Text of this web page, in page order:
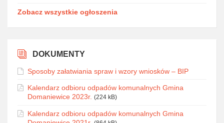
Zobacz wszystkie ogłoszenia
DOKUMENTY
Sposoby załatwiania spraw i wzory wniosków – BIP
Kalendarz odbioru odpadów komunalnych Gmina
Domaniewice 2023r. (224 kB)
Kalendarz odbioru odpadów komunalnych Gmina